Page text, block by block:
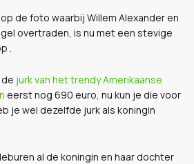
de foto waarbij Willem Alexander en
overtraden, is nu met een stevige
.
jurk van het trendy Amerikaanse
eerst nog 690 euro, nu kun je die voor
je wel dezelfde jurk als koningin
al de koningin en haar dochter